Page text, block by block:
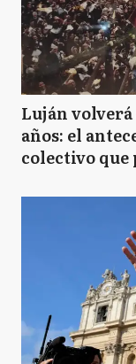
Luján
años: el
colectivo que